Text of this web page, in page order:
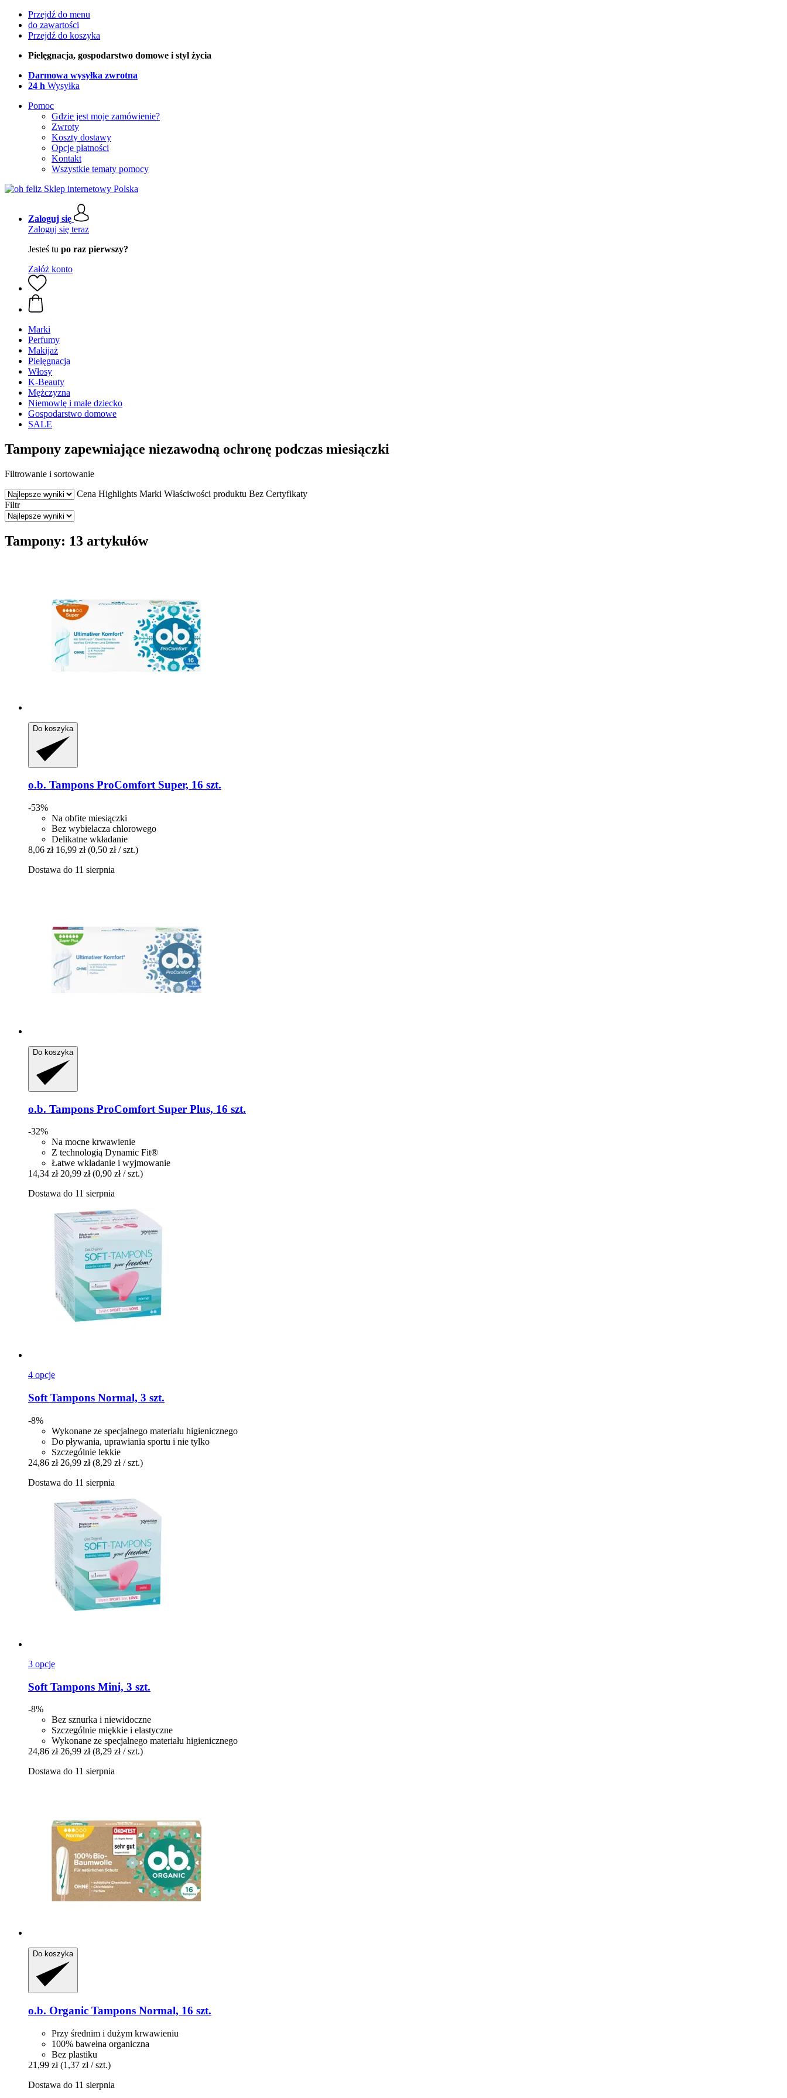
Przejdź do menu
do zawartości
Przejdź do koszyka
Pielęgnacja, gospodarstwo domowe i styl życia
Darmowa wysyłka zwrotna
24 h Wysyłka
Pomoc
Gdzie jest moje zamówienie?
Zwroty
Koszty dostawy
Opcje płatności
Kontakt
Wszystkie tematy pomocy
Zaloguj się
Zaloguj się teraz
Jesteś tu po raz pierwszy?
Załóż konto
Marki
Perfumy
Makijaż
Pielęgnacja
Włosy
K-Beauty
Mężczyzna
Niemowlę i małe dziecko
Gospodarstwo domowe
SALE
Tampony zapewniające niezawodną ochronę podczas miesiączki
Filtrowanie i sortowanie
Cena Highlights Marki Właściwości produktu Bez Certyfikaty
Filtr
Tampony: 13 artykułów
Do koszyka
o.b. Tampons ProComfort Super, 16 szt.
-53%
Na obfite miesiączki
Bez wybielacza chlorowego
Delikatne wkładanie
8,06 zł 16,99 zł (0,50 zł / szt.)
Dostawa do 11 sierpnia
Do koszyka
o.b. Tampons ProComfort Super Plus, 16 szt.
-32%
Na mocne krwawienie
Z technologią Dynamic Fit®
Łatwe wkładanie i wyjmowanie
14,34 zł 20,99 zł (0,90 zł / szt.)
Dostawa do 11 sierpnia
4 opcje
Soft Tampons Normal, 3 szt.
-8%
Wykonane ze specjalnego materiału higienicznego
Do pływania, uprawiania sportu i nie tylko
Szczególnie lekkie
24,86 zł 26,99 zł (8,29 zł / szt.)
Dostawa do 11 sierpnia
3 opcje
Soft Tampons Mini, 3 szt.
-8%
Bez sznurka i niewidoczne
Szczególnie miękkie i elastyczne
Wykonane ze specjalnego materiału higienicznego
24,86 zł 26,99 zł (8,29 zł / szt.)
Dostawa do 11 sierpnia
Do koszyka
o.b. Organic Tampons Normal, 16 szt.
Przy średnim i dużym krwawieniu
100% bawełna organiczna
Bez plastiku
21,99 zł (1,37 zł / szt.)
Dostawa do 11 sierpnia